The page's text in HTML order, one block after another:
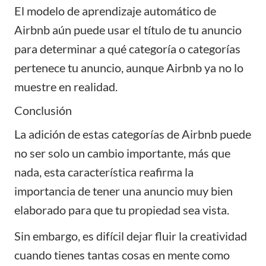
El modelo de aprendizaje automático de
Airbnb aún puede usar el título de tu anuncio
para determinar a qué categoría o categorías
pertenece tu anuncio, aunque Airbnb ya no lo
muestre en realidad.
Conclusión
La adición de estas categorías de Airbnb puede
no ser solo un cambio importante, más que
nada, esta característica reafirma la
importancia de tener una anuncio muy bien
elaborado para que tu propiedad sea vista.
Sin embargo, es difícil dejar fluir la creatividad
cuando tienes tantas cosas en mente como